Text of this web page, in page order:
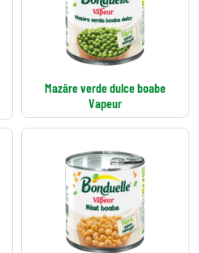
Mazăre verde dulce boabe
Vapeur